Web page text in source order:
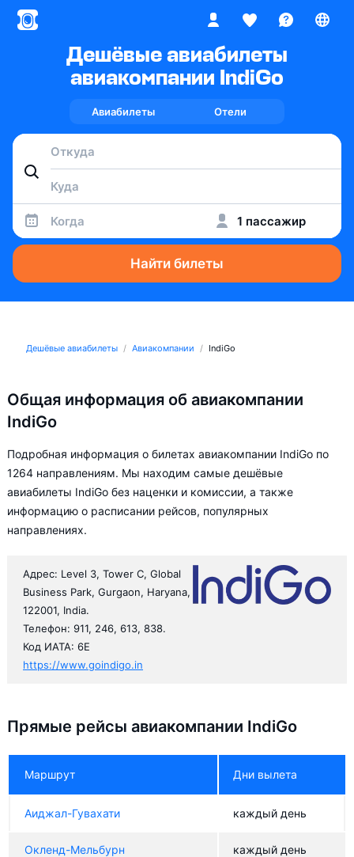
Дешёвые авиабилеты
авиакомпании IndiGo
Авиабилеты Отели
Когда 1 пассажир
Найти билеты
Дешёвые авиабилеты Авиакомпании IndiGo
Общая информация об авиакомпании
IndiGo
Подробная информация о билетах авиакомпании IndiGo по
1264 направлениям. Мы находим самые дешёвые
авиабилеты IndiGo без наценки и комиссии, а также
информацию о расписании рейсов, популярных
направлениях.
Адрес: Level 3, Tower C, Global
Business Park, Gurgaon, Haryana,
122001, India.
Телефон: 911, 246, 613, 838.
Код ИАТА: 6E
https://www.goindigo.in
Прямые рейсы авиакомпании IndiGo
Маршрут Дни вылета
Аиджал-Гувахати каждый день
Окленд-Мельбурн каждый день